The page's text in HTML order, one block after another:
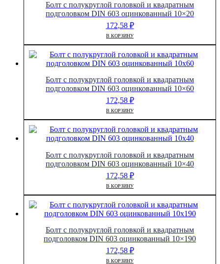
Болт с полукруглой головкой и квадратным
подголовком DIN 603 оцинкованный 10×20
172,58 ₽
В КОРЗИНУ
Болт с полукруглой головкой и квадратным
подголовком DIN 603 оцинкованный 10×60
172,58 ₽
В КОРЗИНУ
Болт с полукруглой головкой и квадратным
подголовком DIN 603 оцинкованный 10×40
172,58 ₽
В КОРЗИНУ
Болт с полукруглой головкой и квадратным
подголовком DIN 603 оцинкованный 10×190
172,58 ₽
В КОРЗИНУ